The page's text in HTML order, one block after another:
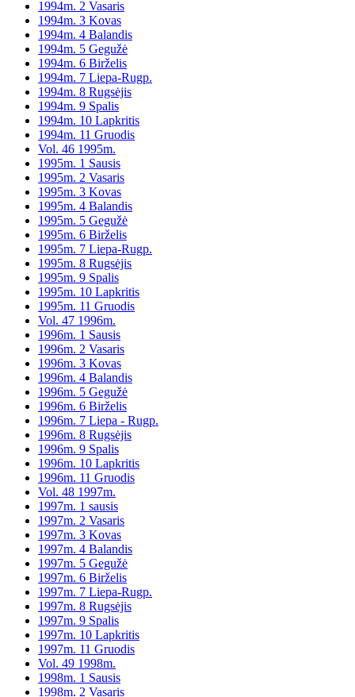
1994m. 2 Vasaris
1994m. 3 Kovas
1994m. 4 Balandis
1994m. 5 Gegužė
1994m. 6 Birželis
1994m. 7 Liepa-Rugp.
1994m. 8 Rugsėjis
1994m. 9 Spalis
1994m. 10 Lapkritis
1994m. 11 Gruodis
Vol. 46 1995m.
1995m. 1 Sausis
1995m. 2 Vasaris
1995m. 3 Kovas
1995m. 4 Balandis
1995m. 5 Gegužė
1995m. 6 Birželis
1995m. 7 Liepa-Rugp.
1995m. 8 Rugsėjis
1995m. 9 Spalis
1995m. 10 Lapkritis
1995m. 11 Gruodis
Vol. 47 1996m.
1996m. 1 Sausis
1996m. 2 Vasaris
1996m. 3 Kovas
1996m. 4 Balandis
1996m. 5 Gegužė
1996m. 6 Birželis
1996m. 7 Liepa - Rugp.
1996m. 8 Rugsėjis
1996m. 9 Spalis
1996m. 10 Lapkritis
1996m. 11 Gruodis
Vol. 48 1997m.
1997m. 1 sausis
1997m. 2 Vasaris
1997m. 3 Kovas
1997m. 4 Balandis
1997m. 5 Gegužė
1997m. 6 Birželis
1997m. 7 Liepa-Rugp.
1997m. 8 Rugsėjis
1997m. 9 Spalis
1997m. 10 Lapkritis
1997m. 11 Gruodis
Vol. 49 1998m.
1998m. 1 Sausis
1998m. 2 Vasaris